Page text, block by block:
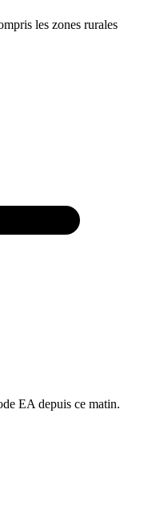
les zones rurales
EA depuis ce matin.